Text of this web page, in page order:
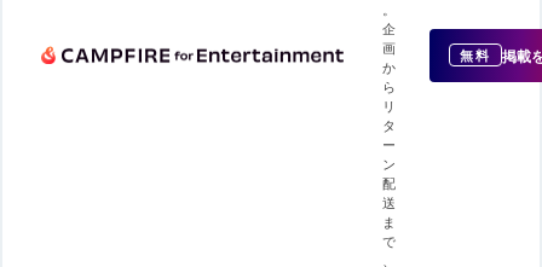
企
画
か
ら
リ
タ
ー
ン
配
送
ま
で
無料 掲載